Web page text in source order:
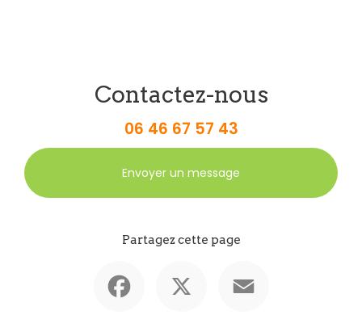
Contactez-nous
06 46 67 57 43
Envoyer un message
Partagez cette page